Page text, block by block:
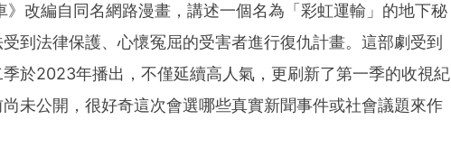
》改編自同名網路漫畫，講述一個名為「彩虹運輸」的地下秘
到法律保護、心懷冤屈的受害者進行復仇計畫。這部劇受到
於2023年播出，不僅延續高人氣，更刷新了第一季的收視紀
未公開，很好奇這次會選哪些真實新聞事件或社會議題來作